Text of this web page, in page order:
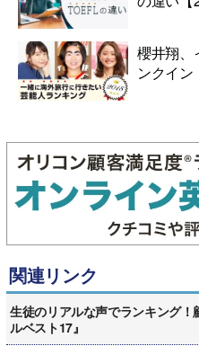
櫻井翔、
ンクイン
関連リンク
生徒のリアルな声でランキング
ルベスト17』